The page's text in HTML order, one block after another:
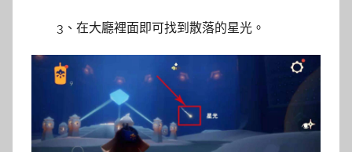
3、在大廳裡面即可找到散落的星光。